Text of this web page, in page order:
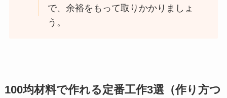
で、余裕をもって取りかかりましょ
う。
100均材料で作れる定番工作3選（作り方つ